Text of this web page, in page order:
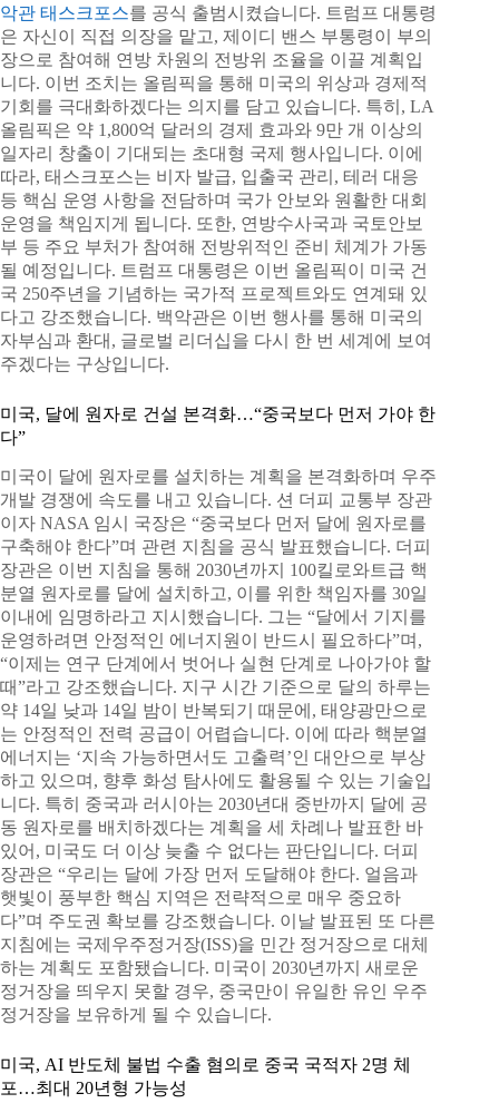
악관 태스크포스를 공식 출범시켰습니다. 트럼프 대통령
은 자신이 직접 의장을 맡고, 제이디 밴스 부통령이 부의
장으로 참여해 연방 차원의 전방위 조율을 이끌 계획입
니다. 이번 조치는 올림픽을 통해 미국의 위상과 경제적
기회를 극대화하겠다는 의지를 담고 있습니다. 특히, LA
올림픽은 약 1,800억 달러의 경제 효과와 9만 개 이상의
일자리 창출이 기대되는 초대형 국제 행사입니다. 이에
따라, 태스크포스는 비자 발급, 입출국 관리, 테러 대응
등 핵심 운영 사항을 전담하며 국가 안보와 원활한 대회
운영을 책임지게 됩니다. 또한, 연방수사국과 국토안보
부 등 주요 부처가 참여해 전방위적인 준비 체계가 가동
될 예정입니다. 트럼프 대통령은 이번 올림픽이 미국 건
국 250주년을 기념하는 국가적 프로젝트와도 연계돼 있
다고 강조했습니다. 백악관은 이번 행사를 통해 미국의
자부심과 환대, 글로벌 리더십을 다시 한 번 세계에 보여
주겠다는 구상입니다.
미국, 달에 원자로 건설 본격화…“중국보다 먼저 가야 한
다”
미국이 달에 원자로를 설치하는 계획을 본격화하며 우주
개발 경쟁에 속도를 내고 있습니다. 션 더피 교통부 장관
이자 NASA 임시 국장은 “중국보다 먼저 달에 원자로를
구축해야 한다”며 관련 지침을 공식 발표했습니다. 더피
장관은 이번 지침을 통해 2030년까지 100킬로와트급 핵
분열 원자로를 달에 설치하고, 이를 위한 책임자를 30일
이내에 임명하라고 지시했습니다. 그는 “달에서 기지를
운영하려면 안정적인 에너지원이 반드시 필요하다”며,
“이제는 연구 단계에서 벗어나 실현 단계로 나아가야 할
때”라고 강조했습니다. 지구 시간 기준으로 달의 하루는
약 14일 낮과 14일 밤이 반복되기 때문에, 태양광만으로
는 안정적인 전력 공급이 어렵습니다. 이에 따라 핵분열
에너지는 ‘지속 가능하면서도 고출력’인 대안으로 부상
하고 있으며, 향후 화성 탐사에도 활용될 수 있는 기술입
니다. 특히 중국과 러시아는 2030년대 중반까지 달에 공
동 원자로를 배치하겠다는 계획을 세 차례나 발표한 바
있어, 미국도 더 이상 늦출 수 없다는 판단입니다. 더피
장관은 “우리는 달에 가장 먼저 도달해야 한다. 얼음과
햇빛이 풍부한 핵심 지역은 전략적으로 매우 중요하
다”며 주도권 확보를 강조했습니다. 이날 발표된 또 다른
지침에는 국제우주정거장(ISS)을 민간 정거장으로 대체
하는 계획도 포함됐습니다. 미국이 2030년까지 새로운
정거장을 띄우지 못할 경우, 중국만이 유일한 유인 우주
정거장을 보유하게 될 수 있습니다.
미국, AI 반도체 불법 수출 혐의로 중국 국적자 2명 체
포…최대 20년형 가능성